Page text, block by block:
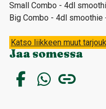
Small Combo - 4dl
Big Combo - 4dl
Katso liikkeen muut
Jaa somessa